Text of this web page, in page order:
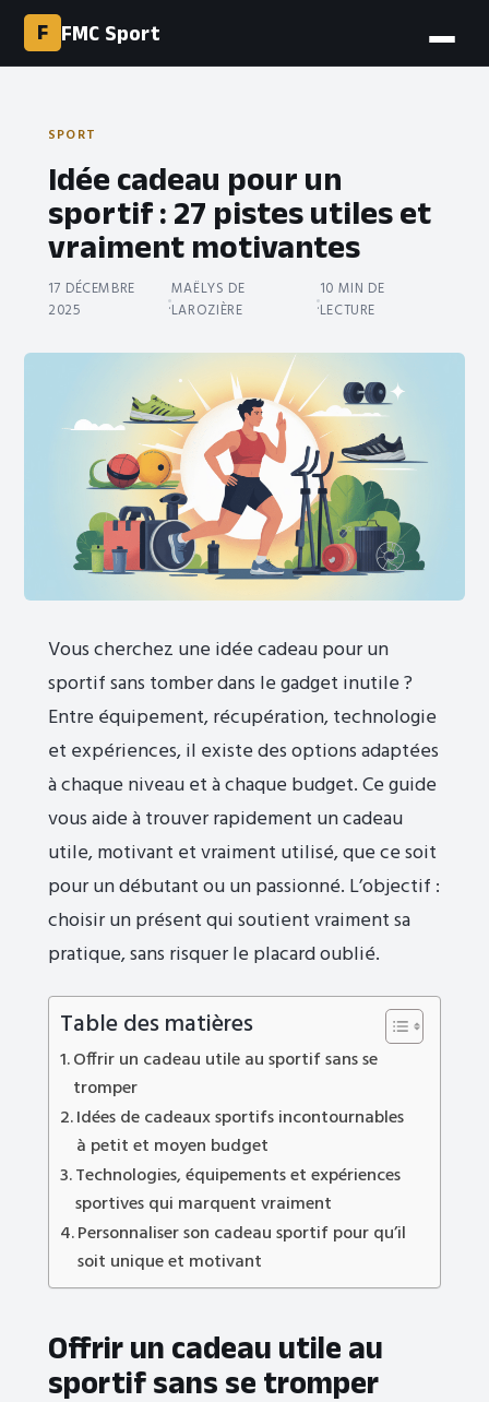
F FMC Sport
SPORT
Idée cadeau pour un
sportif : 27 pistes utiles et
vraiment motivantes
17 DÉCEMBRE
2025
·
MAËLYS DE
LAROZIÈRE
·
10 MIN DE
LECTURE
Vous cherchez une idée cadeau pour un
sportif sans tomber dans le gadget inutile ?
Entre équipement, récupération, technologie
et expériences, il existe des options adaptées
à chaque niveau et à chaque budget. Ce guide
vous aide à trouver rapidement un cadeau
utile, motivant et vraiment utilisé, que ce soit
pour un débutant ou un passionné. L’objectif :
choisir un présent qui soutient vraiment sa
pratique, sans risquer le placard oublié.
Table des matières
Offrir un cadeau utile au sportif sans se
tromper
Idées de cadeaux sportifs incontournables
à petit et moyen budget
Technologies, équipements et expériences
sportives qui marquent vraiment
Personnaliser son cadeau sportif pour qu’il
soit unique et motivant
Offrir un cadeau utile au
sportif sans se tromper